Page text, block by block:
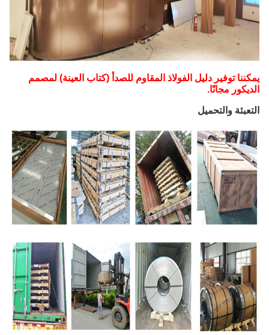
يمكننا توفير دليل الفولاذ المقاوم للصدأ (كتاب العينة) لمصمم
الديكور مجانًا.
التعبئة والتحميل